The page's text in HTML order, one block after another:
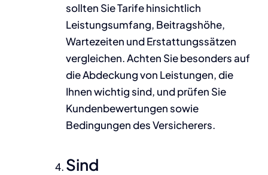
sollten Sie Tarife hinsichtlich
Leistungsumfang, Beitragshöhe,
Wartezeiten und Erstattungssätzen
vergleichen. Achten Sie besonders auf
die Abdeckung von Leistungen, die
Ihnen wichtig sind, und prüfen Sie
Kundenbewertungen sowie
Bedingungen des Versicherers.
Sind